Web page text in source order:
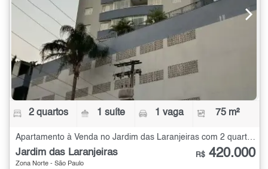
2 quartos 1 suíte 1 vaga 75 m²
Apartamento à Venda no Jardim das Laranjeiras com 2 quartos - 75 m²
Jardim das Laranjeiras
Zona Norte - São Paulo
R$ 420.000